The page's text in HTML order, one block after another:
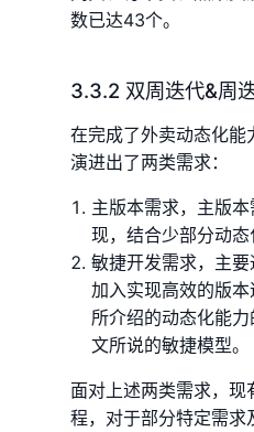
数已达43个。
3.3.2 双周迭代&周
在完成了外卖动态化能
演进出了两类需求：
主版本需求，主版
现，结合少部分动态
敏捷开发需求，主
加入实现高效的版
所介绍的动态化能
文所说的敏捷模型。
面对上述两类需求，
程，对于部分特定需求